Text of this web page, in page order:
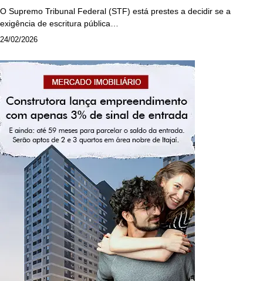
O Supremo Tribunal Federal (STF) está prestes a decidir se a
exigência de escritura pública…
24/02/2026